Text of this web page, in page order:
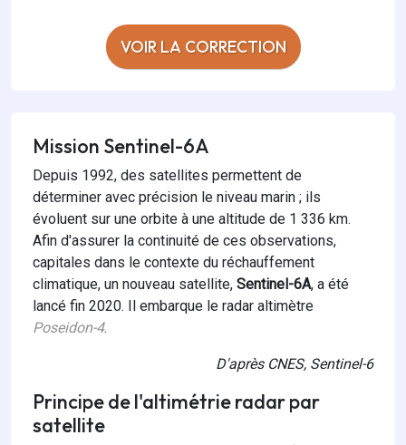
VOIR LA CORRECTION
Mission Sentinel-6A
Depuis 1992, des satellites permettent de
déterminer avec précision le niveau marin ; ils
évoluent sur une orbite à une altitude de 1 336 km.
Afin d'assurer la continuité de ces observations,
capitales dans le contexte du réchauffement
climatique, un nouveau satellite, Sentinel-6A, a été
lancé fin 2020. Il embarque le radar altimètre
Poseidon-4.
D'après CNES, Sentinel-6
Principe de l'altimétrie radar par
satellite